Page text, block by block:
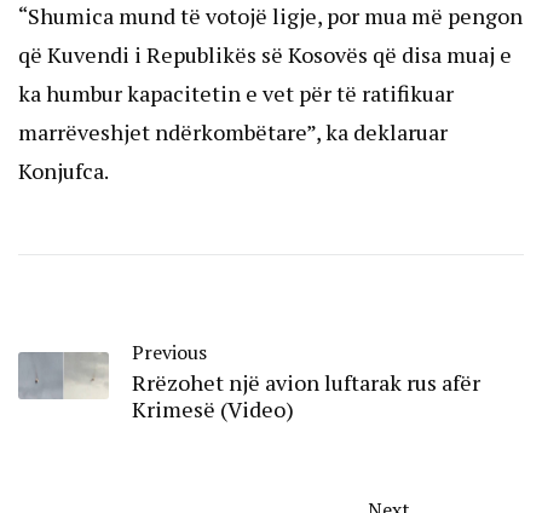
“Shumica mund të votojë ligje, por mua më pengon
që Kuvendi i Republikës së Kosovës që disa muaj e
ka humbur kapacitetin e vet për të ratifikuar
marrëveshjet ndërkombëtare”, ka deklaruar
Konjufca.
Previous
Rrëzohet një avion luftarak rus afër
Krimesë (Video)